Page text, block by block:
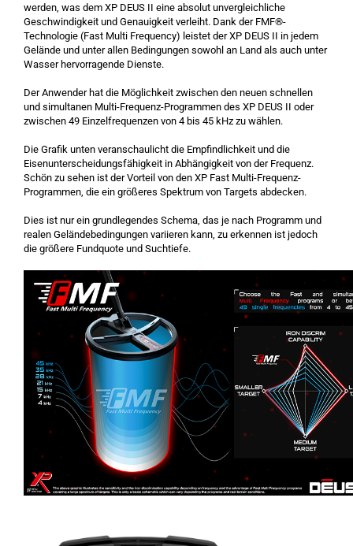
werden, was dem XP DEUS II eine absolut unvergleichliche
Geschwindigkeit und Genauigkeit verleiht. Dank der FMF®-
Technologie (Fast Multi Frequency) leistet der XP DEUS II in jedem
Gelände und unter allen Bedingungen sowohl an Land als auch unter
Wasser hervorragende Dienste.
Der Anwender hat die Möglichkeit zwischen den neuen schnellen
und simultanen Multi-Frequenz-Programmen des XP DEUS II oder
zwischen 49 Einzelfrequenzen von 4 bis 45 kHz zu wählen.
Die Grafik unten veranschaulicht die Empfindlichkeit und die
Eisenunterscheidungsfähigkeit in Abhängigkeit von der Frequenz.
Schön zu sehen ist der Vorteil von den XP Fast Multi-Frequenz-
Programmen, die ein größeres Spektrum von Targets abdecken.
Dies ist nur ein grundlegendes Schema, das je nach Programm und
realen Geländebedingungen variieren kann, zu erkennen ist jedoch
die größere Fundquote und Suchtiefe.